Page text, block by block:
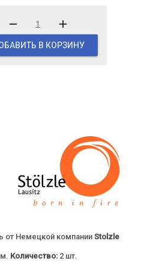
В КОРЗИНУ
от Немецкой компании Stolzle
Количество: 2 шт.